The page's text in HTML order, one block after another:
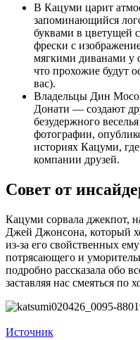
В Кацуми царит
запоминающийся
буквами в цветущей
фрески с
мягкими диванами у
что прохожие будут
вас).
Владельцы Дин
Донати — создают
безудержного
фотографии,
историях Кацуми,
компании друзей.
Совет от
Кацуми сорвала джекпот,
Джей Джонсона, который
из-за его свойственных
потрясающего и
подробно рассказала обо
заставляя нас смеяться по
Источник